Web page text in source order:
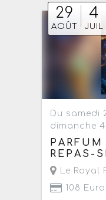
29
AOÛT
4
JUIL
Du samedi
dimanche
REPAS-
Le Royal
108